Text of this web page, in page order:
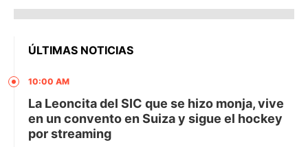
ÚLTIMAS NOTICIAS
10:00 AM
La Leoncita del SIC que se hizo monja, vive
en un convento en Suiza y sigue el hockey
por streaming